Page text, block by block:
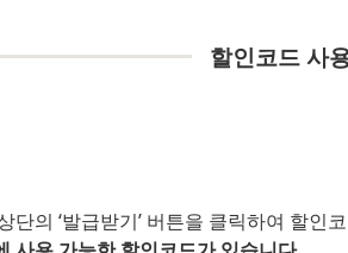
할인코드 사
의 ‘발급받기’ 버튼을 클릭하여 할인